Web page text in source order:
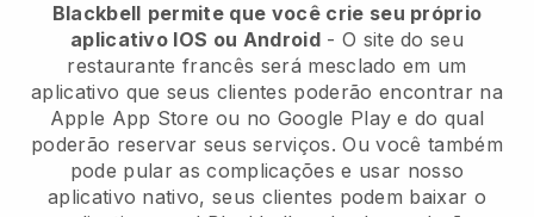
Blackbell permite que você crie seu próprio
aplicativo IOS ou Android- O site do seu
restaurante francês será mesclado em um
aplicativo que seus clientes poderão encontrar na
Apple App Store ou no Google Play e do qual
poderão reservar seus serviços. Ou você também
pode pular as complicações e usar nosso
aplicativo nativo, seus clientes podem baixar o